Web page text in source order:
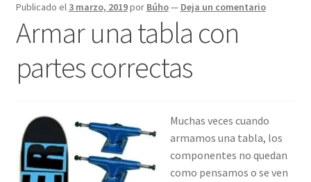
Publicado el 3 marzo, 2019por Búho— Deja un comentario
Armar una tabla con
partes correctas
Muchas veces cuando
armamos una tabla, los
componentes no quedan
como pensamos o se ven